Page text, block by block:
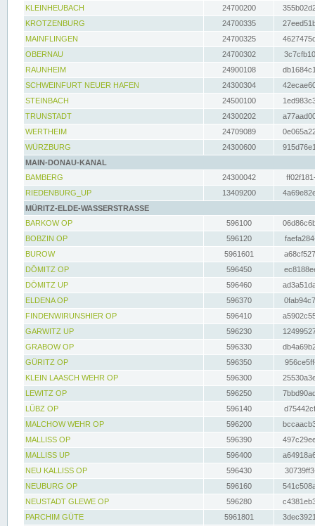
KLEINHEUBACH 24700200
KROTZENBURG
24700335
MAINFLINGEN
24700325
OBERNAU
24700302
RAUNHEIM
24900108
SCHWEINFURT NEUER HAFEN
24300304
STEINBACH
24500100
TRUNSTADT
24300202
WERTHEIM
24709089
WÜRZBURG
24300600
MAIN-DONAU-KANAL
BAMBERG
24300042
RIEDENBURG_UP
13409200
MÜRITZ-ELDE-WASSERSTRASSE
BARKOW OP
596100
BOBZIN OP
596120
BUROW
5961601
DÖMITZ OP
596450
DÖMITZ UP
596460
ELDENA OP
596370
FINDENWIRUNSHIER OP
596410
GARWITZ UP
596230
GRABOW OP
596330
GÜRITZ OP
596350
KLEIN LAASCH WEHR OP
596300
LEWITZ OP
596250
LÜBZ OP
596140
MALCHOW WEHR OP
596200
MALLISS OP
596390
MALLISS UP
596400
NEU KALLISS OP
596430
NEUBURG OP
596160
NEUSTADT GLEWE OP
596280
PARCHIM GÜTE
5961801